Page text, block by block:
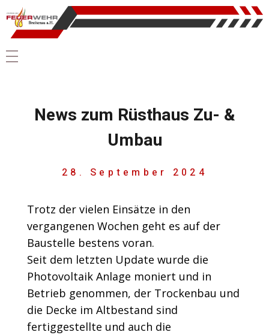
News zum Rüsthaus Zu- &
Umbau
28. September 2024
Trotz der vielen Einsätze in den
vergangenen Wochen geht es auf der
Baustelle bestens voran.
Seit dem letzten Update wurde die
Photovoltaik Anlage moniert und in
Betrieb genommen, der Trockenbau und
die Decke im Altbestand sind
fertiggestellte und auch die